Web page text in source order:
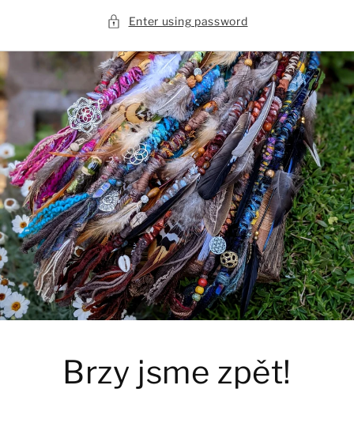
Enter using password
Brzy jsme zpět!